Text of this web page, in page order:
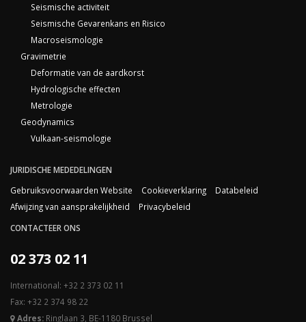
Seismische activiteit
Seismische Gevarenkans en Risico
Macroseismologie
Gravimetrie
Deformatie van de aardkorst
Hydrologische effecten
Metrologie
Geodynamics
Vulkaan-seismologie
JURIDISCHE MEDEDELINGEN
Gebruiksvoorwaarden Website
Cookieverklaring
Databeleid
Afwijzing van aansprakelijkheid
Privacybeleid
CONTACTEER ONS
02 373 02 11
International: +32 2 373 02 11
Fax: +32 2 374 98 22
Adres: Ringlaan 3, BE-1180 Brussel